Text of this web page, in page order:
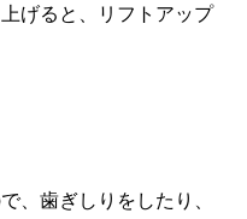
げると、リフトアップ
、歯ぎしりをしたり、